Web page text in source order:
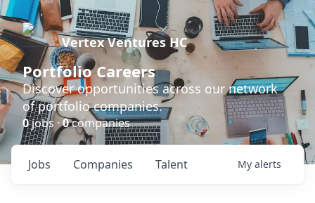
Vertex Ventures HC
Portfolio Careers
Discover opportunities across our network
of portfolio companies.
0jobs ·0companies
Jobs Companies Talent My alerts